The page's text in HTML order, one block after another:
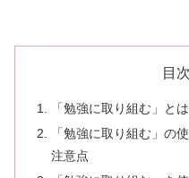
目次
「勉強に取り組む」と
「勉強に取り組む」の
注意点